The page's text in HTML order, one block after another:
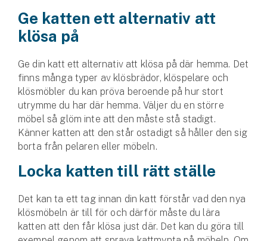
Jakthundsförsäkring
Kattförsäkring
Djurförsäkring
Hem & hus
Hemförsäkring
Villaförsäkring
Bostadsrättsförsäkring
Hyresrättsförsäkring
Fritidshusförsäkring
Ge katten ett alternativ att
klösa på
Ge din katt ett alternativ att klösa på där hemma. Det
finns många typer av klösbrädor, klöspelare och
klösmöbler du kan pröva beroende på hur stort
utrymme du har där hemma. Väljer du en större
möbel så glöm inte att den måste stå stadigt.
Känner katten att den står ostadigt så håller den sig
borta från pelaren eller möbeln.
Locka katten till rätt ställe
Det kan ta ett tag innan din katt förstår vad den nya
klösmöbeln är till för och därför måste du lära
katten att den får klösa just där. Det kan du göra till